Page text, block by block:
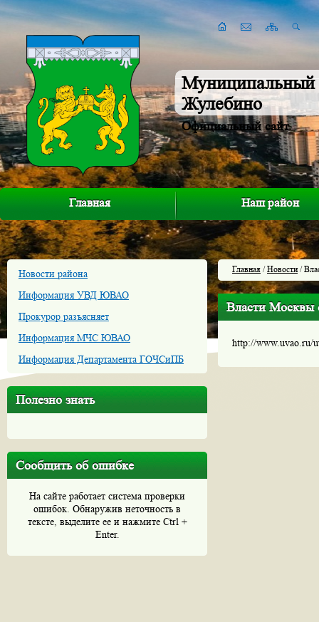
Муниципальный
Жулебино
Официальный сайт
Главная Наш район
Новости района
Информация УВД ЮВАО
Прокурор разъясняет
Информация МЧС ЮВАО
Информация Департамента ГОЧСиПБ
Полезно знать
Сообщить об ошибке
На сайте работает система проверки
ошибок. Обнаружив неточность в
тексте, выделите ее и нажмите Ctrl +
Enter.
Главная /Новости/
Власти Москвы
http://www.uvao.ru/